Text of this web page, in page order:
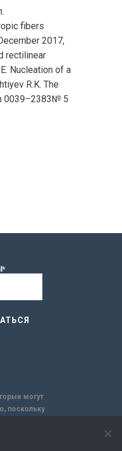
fibers
2017,
rectilinear
Nucleation of a
R.K. The
0039–2383№ 5
могут
поскольку